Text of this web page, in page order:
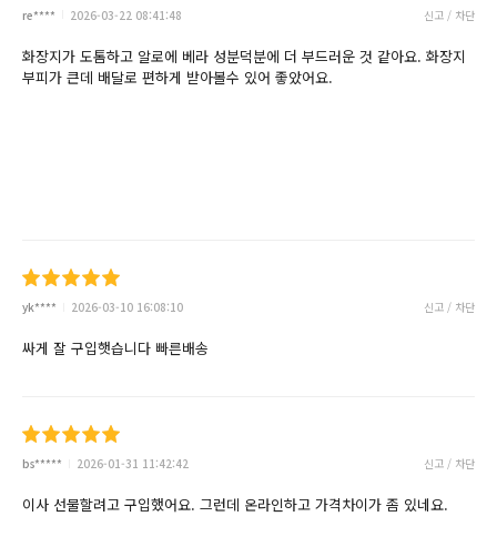
re**** 2026-03-22 08:41:48 신고 / 차단
화장지가 도톰하고 알로에 베라 성분덕분에 더 부드러운 것 같아요. 화장지
부피가 큰데 배달로 편하게 받아볼수 있어 좋았어요.
yk**** 2026-03-10 16:08:10 신고 / 차단
싸게 잘 구입햇습니다 빠른배송
bs***** 2026-01-31 11:42:42 신고 / 차단
이사 선물할려고 구입했어요. 그런데 온라인하고 가격차이가 좀 있네요.